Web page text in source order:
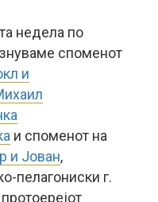
недела по
споменот
и
и споменот на
и Јован,
пелагониски г.